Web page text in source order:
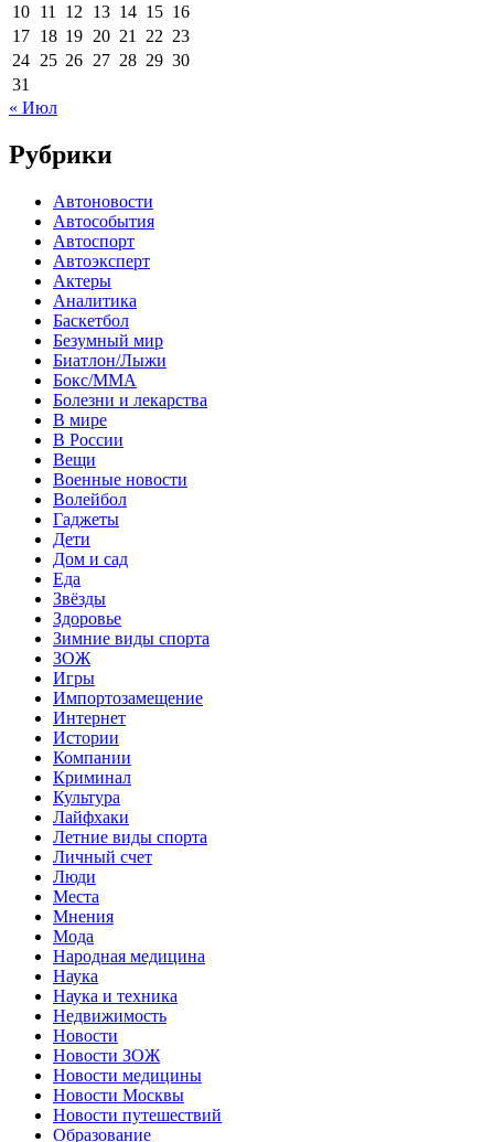
10 11 12 13 14 15 16
17 18 19 20 21 22 23
24 25 26 27 28 29 30
31
« Июл
Рубрики
Автоновости
Автособытия
Автоспорт
Автоэксперт
Актеры
Аналитика
Баскетбол
Безумный мир
Биатлон/Лыжи
Бокс/MMA
Болезни и лекарства
В мире
В России
Вещи
Военные новости
Волейбол
Гаджеты
Дети
Дом и сад
Еда
Звёзды
Здоровье
Зимние виды спорта
ЗОЖ
Игры
Импортозамещение
Интернет
Истории
Компании
Криминал
Культура
Лайфхаки
Летние виды спорта
Личный счет
Люди
Места
Мнения
Мода
Народная медицина
Наука
Наука и техника
Недвижимость
Новости
Новости ЗОЖ
Новости медицины
Новости Москвы
Новости путешествий
Образование